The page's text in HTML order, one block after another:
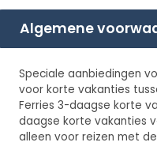
Algemene
Speciale aanbiedingen
voor korte vakanties
Ferries 3-daagse korte
daagse korte vakanties
alleen voor reizen met